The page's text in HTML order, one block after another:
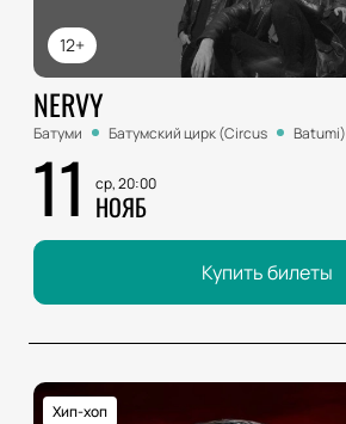
12+
NERVY
Батуми Батумский цирк (Circus Batumi)
11 ср, 20:00
НОЯБ
Купить билеты
Хип-хоп